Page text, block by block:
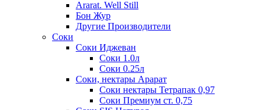
Ararat. Well Still
Бон Жур
Другие Производители
Соки
Соки Иджеван
Соки 1.0л
Соки 0.25л
Соки, нектары Арарат
Соки нектары Тетрапак 0,97
Соки Премиум ст. 0,75